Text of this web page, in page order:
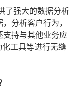
了强大的数据分析
分析客户行为，
支持与其他业务应
工具等进行无缝